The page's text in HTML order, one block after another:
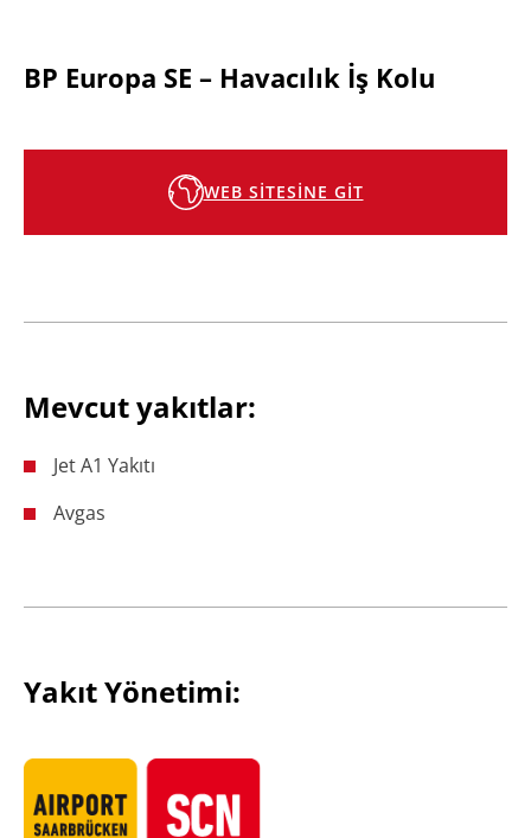
BP Europa SE – Havacılık İş Kolu
WEB SITESINE GIT
Mevcut yakıtlar:
Jet A1 Yakıtı
Avgas
Yakıt Yönetimi: